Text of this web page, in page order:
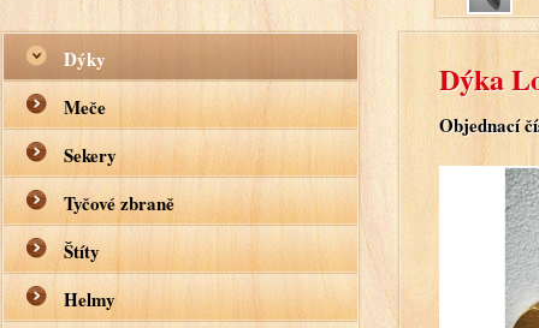
Dýky
Meče
Sekery
Tyčové zbraně
Štíty
Helmy
Dýka
Objednací